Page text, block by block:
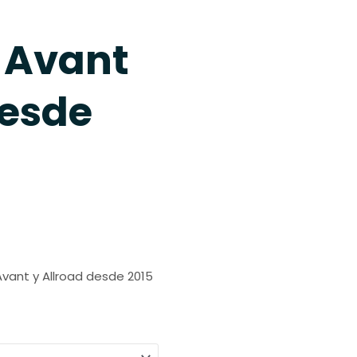
y Allroad desde 2015